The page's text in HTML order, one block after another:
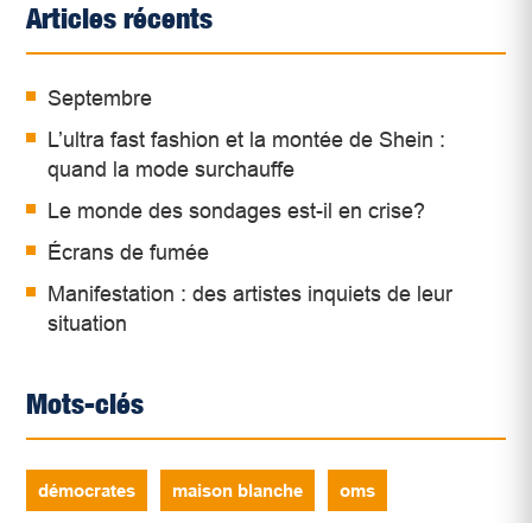
Articles récents
Septembre
L’ultra fast fashion et la montée de Shein :
quand la mode surchauffe
Le monde des sondages est-il en crise?
Écrans de fumée
Manifestation : des artistes inquiets de leur
situation
Mots-clés
démocrates maison blanche oms